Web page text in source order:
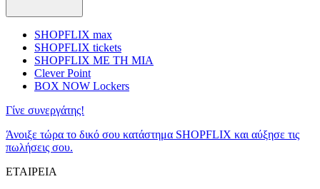
SHOPFLIX max
SHOPFLIX tickets
SHOPFLIX ΜΕ ΤΗ ΜΙΑ
Clever Point
BOX NOW Lockers
Γίνε συνεργάτης!
Άνοιξε τώρα το δικό σου κατάστημα SHOPFLIX και αύξησε τις
πωλήσεις σου.
ΕΤΑΙΡΕΙΑ